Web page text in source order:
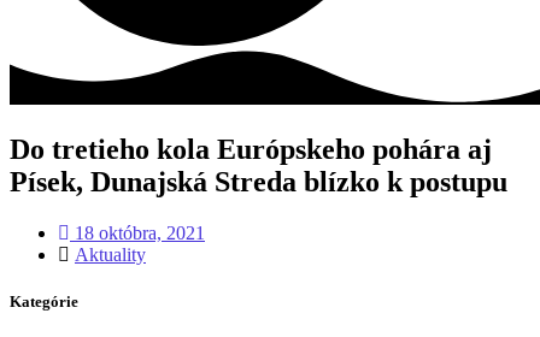
Do tretieho kola Európskeho pohára aj
Písek, Dunajská Streda blízko k postupu
18 októbra, 2021
Aktuality
Kategórie